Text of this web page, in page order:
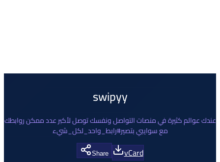
swipyy
عندك عوالم كثيرة في منصات التواصل ونفسك توصل لأكبر عدد ممكن روابطك
مع سوايبي بتصير#رابط_واحد_لكل_شيء
Share vCard